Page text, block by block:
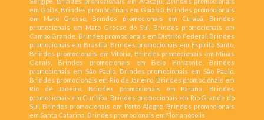
em Goiás, Brindes promocionais em Goiânia, Brindes promocionais
em Mato Grosso, Brindes promocionais em Cuiabá, Brindes
promocionais em Mato Grosso do Sul, Brindes promocionais em
Campo Grande, Brindes promocionais em Distrito Federal, Brindes
promocionais em Brasília, Brindes promocionais em Espírito Santo,
Brindes promocionais em Vitória, Brindes promocionais em Minas
Gerais, Brindes promocionais em Belo Horizonte, Brindes
promocionais em São Paulo, Brindes promocionais em São Paulo,
Brindes promocionais em Rio de Janeiro, Brindes promocionais em
Rio de Janeiro, Brindes promocionais em Paraná, Brindes
promocionais em Curitiba, Brindes promocionais em Rio Grande do
Sul, Brindes promocionais em Porto Alegre, Brindes promocionais
em Santa Catarina, Brindes promocionais em Florianópolis